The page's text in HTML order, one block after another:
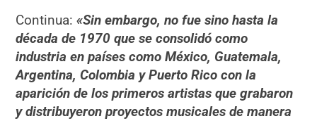
Continua:«Sin embargo, no fue sino hasta la
década de 1970 que se consolidó como
industria en países como México, Guatemala,
Argentina, Colombia y Puerto Rico con la
aparición de los primeros artistas que grabaron
y distribuyeron proyectos musicales de manera